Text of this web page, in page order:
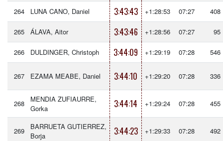
264 LUNA CANO, Daniel 3:43:43 +1:28:53 07:27 408
265 ÁLAVA, Aitor 3:43:46 +1:28:56 07:27 95
266 DULDINGER, Christoph 3:44:09 +1:29:19 07:28 546
267 EZAMA MEABE, Daniel 3:44:10 +1:29:20 07:28 336
268
MENDIA ZUFIAURRE,
Gorka
3:44:14 +1:29:24 07:28 455
269
BARRUETA GUTIERREZ,
Borja
3:44:23 +1:29:33 07:28 492